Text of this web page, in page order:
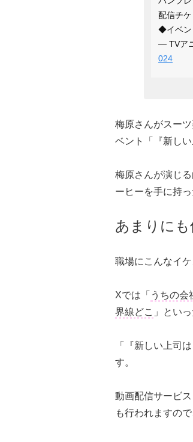
配信チ
◆イベン
— TVア
024
梅原さんがスー
ベント「『新し
梅原さんが演じ
ーヒーを手に持っ
あまりにも
職場にこんなイ
Xでは「 うちの
界線どこ 」とい
「『新しい上司
す。
動画配信サービ
も行われますの